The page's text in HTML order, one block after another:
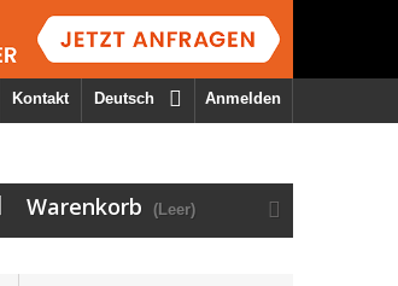
Anmelden
Deutsch
Kontakt
Warenkorb (Leer)